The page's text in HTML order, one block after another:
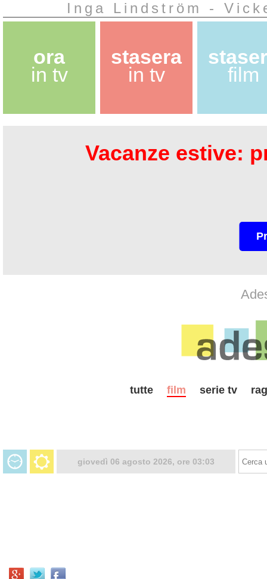
Inga Lindström -
ora
in tv
stasera
in tv
film
Vacanze estive:
tutte film serie tv
giovedì 06 agosto 2026, ore 03:03